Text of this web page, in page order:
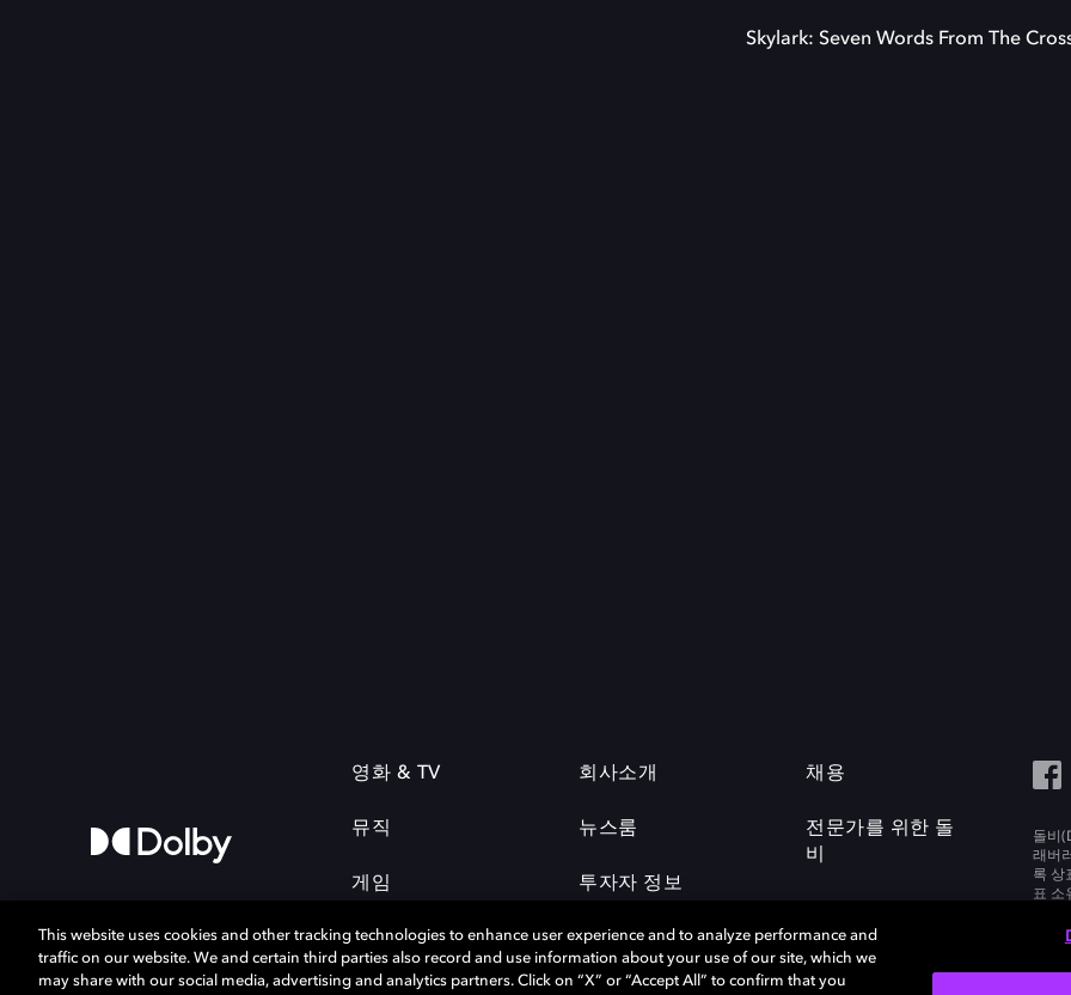
Skylark: Seven Words From The
영화 & TV
뮤직
게임
회사소개
뉴스룸
투자자 정보
채용
전문가를 위한 돌
비
돌비
래버
록 상
표 소
This website uses cookies and other tracking technologies to enhance user experience and to analyze performance and
traffic on our website. We and certain third parties also record and use information about your use of our site, which we
may share with our social media, advertising and analytics partners. Click on “X” or “Accept All” to confirm that you